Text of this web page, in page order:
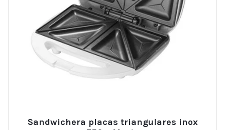
Sandwichera placas triangulares inox